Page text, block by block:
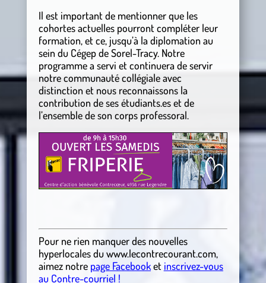
Il est important de mentionner que les
cohortes actuelles pourront compléter leur
formation, et ce, jusqu’à la diplomation au
sein du Cégep de Sorel-Tracy. Notre
programme a servi et continuera de servir
notre communauté collégiale avec
distinction et nous reconnaissons la
contribution de ses étudiants.es et de
l’ensemble de son corps professoral.
Pour ne rien manquer des nouvelles
hyperlocalesdu www.lecontrecourant.com,
aimez notre page Facebooket inscrivez-vous
au Contre-courriel !